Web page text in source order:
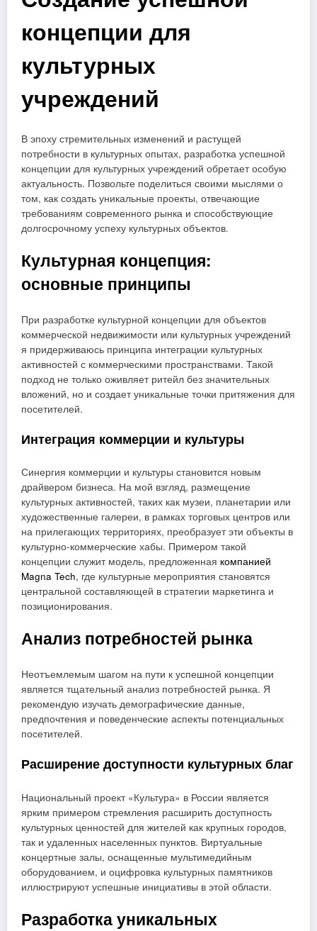
концепции для
культурных
учреждений
В эпоху стремительных изменений и растущей
потребности в культурных опытах, разработка успешной
концепции для культурных учреждений обретает особую
актуальность. Позвольте поделиться своими мыслями о
том, как создать уникальные проекты, отвечающие
требованиям современного рынка и способствующие
долгосрочному успеху культурных объектов.
Культурная концепция:
основные принципы
При разработке культурной концепции для объектов
коммерческой недвижимости или культурных учреждений
я придерживаюсь принципа интеграции культурных
активностей с коммерческими пространствами. Такой
подход не только оживляет ритейл без значительных
вложений, но и создает уникальные точки притяжения для
посетителей.
Интеграция коммерции и культуры
Синергия коммерции и культуры становится новым
драйвером бизнеса. На мой взгляд, размещение
культурных активностей, таких как музеи, планетарии или
художественные галереи, в рамках торговых центров или
на прилегающих территориях, преобразует эти объекты в
культурно-коммерческие хабы. Примером такой
концепции служит модель, предложенная компанией
Magna Tech, где культурные мероприятия становятся
центральной составляющей в стратегии маркетинга и
позиционирования.
Анализ потребностей рынка
Неотъемлемым шагом на пути к успешной концепции
является тщательный анализ потребностей рынка. Я
рекомендую изучать демографические данные,
предпочтения и поведенческие аспекты потенциальных
посетителей.
Расширение доступности культурных благ
Национальный проект «Культура» в России является
ярким примером стремления расширить доступность
культурных ценностей для жителей как крупных городов,
так и удаленных населенных пунктов. Виртуальные
концертные залы, оснащенные мультимедийным
оборудованием, и оцифровка культурных памятников
иллюстрируют успешные инициативы в этой области.
Разработка уникальных